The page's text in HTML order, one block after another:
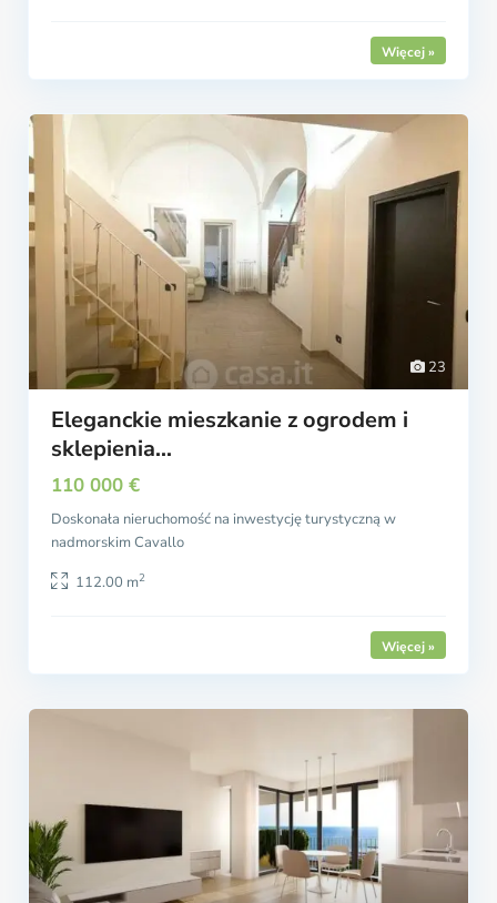
23
Eleganckie mieszkanie z ogrodem i
sklepienia...
110 000 €
Doskonała nieruchomość na inwestycję turystyczną w
nadmorskim Cavallo
112.00 m2